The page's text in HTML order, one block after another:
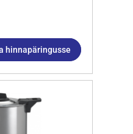
hinnapäringusse